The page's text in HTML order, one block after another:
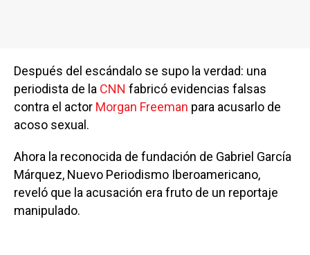
Después del escándalo se supo la verdad: una
periodista de la CNN fabricó evidencias falsas
contra el actor Morgan Freeman para acusarlo de
acoso sexual.
Ahora la reconocida de fundación de Gabriel García
Márquez, Nuevo Periodismo Iberoamericano,
reveló que la acusación era fruto de un reportaje
manipulado.